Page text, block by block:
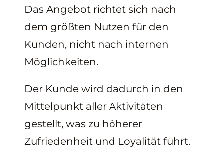
Das Angebot richtet sich nach
dem größten Nutzen für den
Kunden, nicht nach internen
Möglichkeiten.
Der Kunde wird dadurch in den
Mittelpunkt aller Aktivitäten
gestellt, was zu höherer
Zufriedenheit und Loyalität führt.